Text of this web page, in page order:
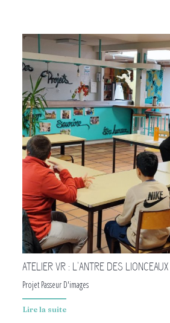
ATELIER VR : L'ANTRE DES LIONCEAUX
Projet Passeur D'images
Lire la suite